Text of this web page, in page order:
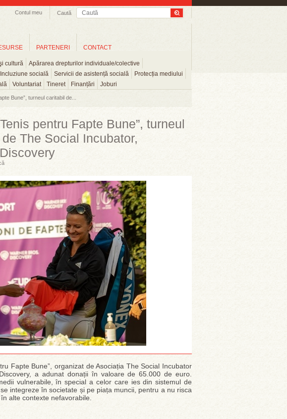
Caută
Contul meu
cultură
Apărarea drepturilor individuale/colective
Incluziune socială Servicii de asistență socială
Protecția mediului
Voluntariat Tineret Finanțări Joburi
PARTENERI CONTACT
Bune”, turneul caritabil de...
pentru Fapte Bune”, turneul
The Social Incubator,
Fapte Bune”, organizat de Asociația The Social Incubator
a adunat donații în valoare de 65.000 de euro.
vulnerabile, în special a celor care ies din sistemul de
integreze în societate și pe piața muncii, pentru a nu risca
alte contexte nefavorabile.